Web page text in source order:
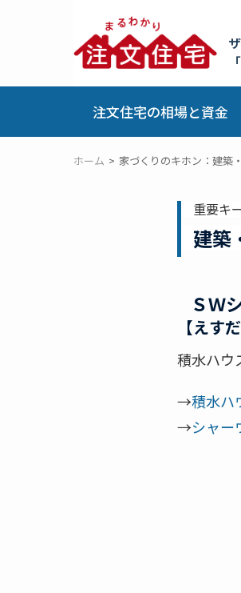
注文住宅の相場と資金
ホーム 家づくりのキホン：建築
重要キ
建築
ＳＷ
【えす
積水ハウ
→積水ハ
→シャー